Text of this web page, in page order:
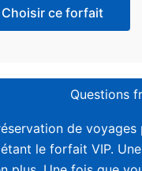
Choisir ce forfait
Questions
de
le forfait VIP.